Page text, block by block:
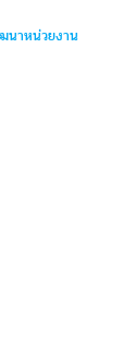
นาหน่วยงาน